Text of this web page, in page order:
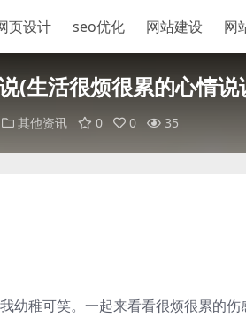
页设计 seo优化 网站建设 网
(生活很烦很累的心情说
其他资讯 0 0 35
幼稚可笑。一起来看看很烦很累的伤